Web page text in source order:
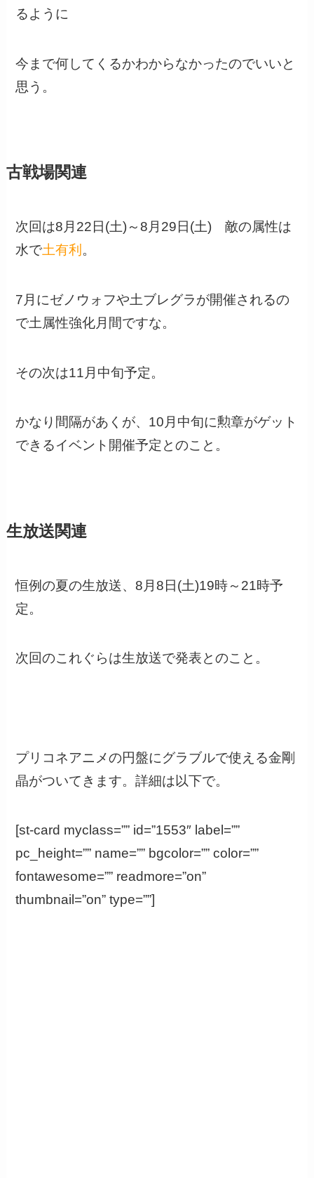
るように
今まで何してくるかわからなかったのでいいと
思う。
古戦場関連
次回は8月22日(土)～8月29日(土) 敵の属性は
水で土有利 。
7月にゼノウォフや土ブレグラが開催されるの
で土属性強化月間ですな。
その次は11月中旬予定。
かなり間隔があくが、10月中旬に勲章がゲット
できるイベント開催予定とのこと。
生放送関連
恒例の夏の生放送、8月8日(土)19時～21時予
定。
次回のこれぐらは生放送で発表とのこと。
プリコネアニメの円盤にグラブルで使える金剛
晶がついてきます。詳細は以下で。
[st-card myclass=”” id=”1553″ label=””
pc_height=”” name=”” bgcolor=”” color=””
fontawesome=”” readmore=”on”
thumbnail=”on” type=””]